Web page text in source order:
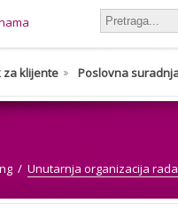
za klijente Poslovna
Unutarnja organizacija